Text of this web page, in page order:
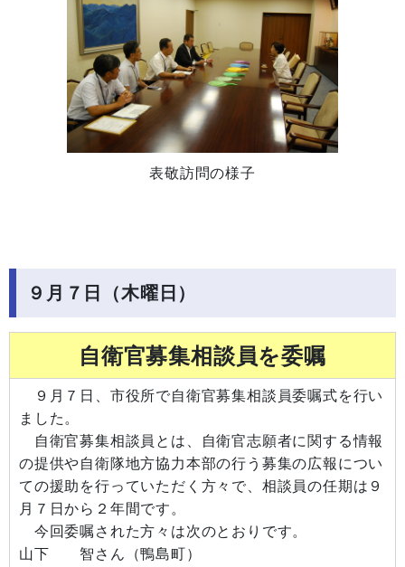
表敬訪問の様子
９月７日（木曜日）
自衛官募集相談員を委嘱
９月７日、市役所で自衛官募集相談員委嘱式を行い
ました。
自衛官募集相談員とは、自衛官志願者に関する情報
の提供や自衛隊地方協力本部の行う募集の広報につい
ての援助を行っていただく方々で、相談員の任期は９
月７日から２年間です。
今回委嘱された方々は次のとおりです。
山下 智さん（鴨島町）